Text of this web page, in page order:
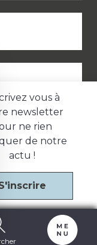
vous à
newsletter
ne rien
de notre
actu !